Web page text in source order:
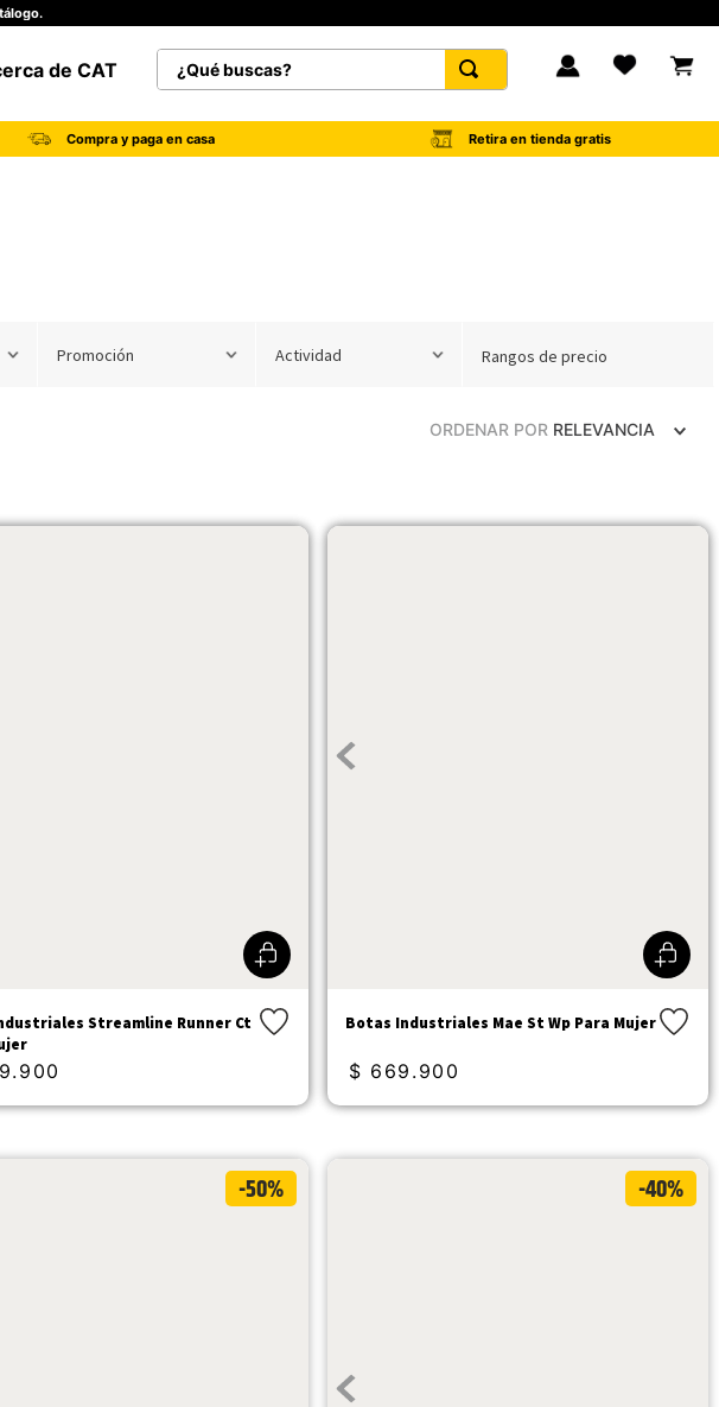
de CAT
¿Qué buscas?
Compra y paga en casa Retira en tienda gratis
Promoción Actividad Rangos de precio
ORDENAR POR RELEVANCIA
Streamline Runner Ct
. 900
Botas Industriales Mae St Wp Para Mujer
$ 669 . 900
-50% -40%